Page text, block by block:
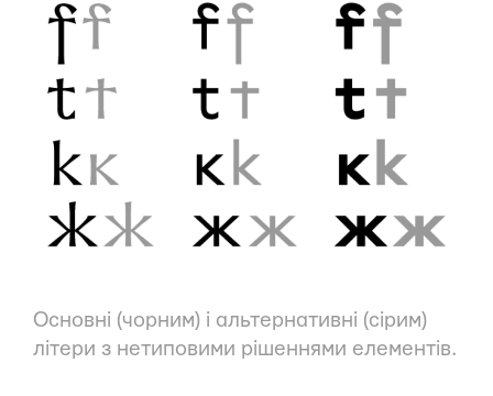
Основні (чорним) і альтернативні (сірим)
літери з нетиповими рішеннями елементів.